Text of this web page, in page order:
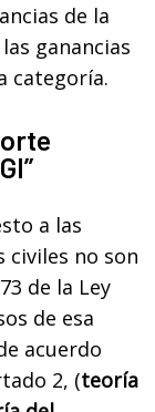
de la
ganancias
categoría.
a las
civiles no son
de la Ley
de esa
acuerdo
2, (teoría